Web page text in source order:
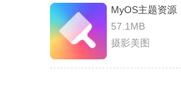
MyOS主题资源
57.1MB
摄影美图